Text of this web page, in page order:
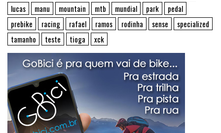
lucas
manu mountain mtb mundial park
pedal
prebike
racing rafael ramos rodinha sense
specialized
tamanho
teste tioga xck